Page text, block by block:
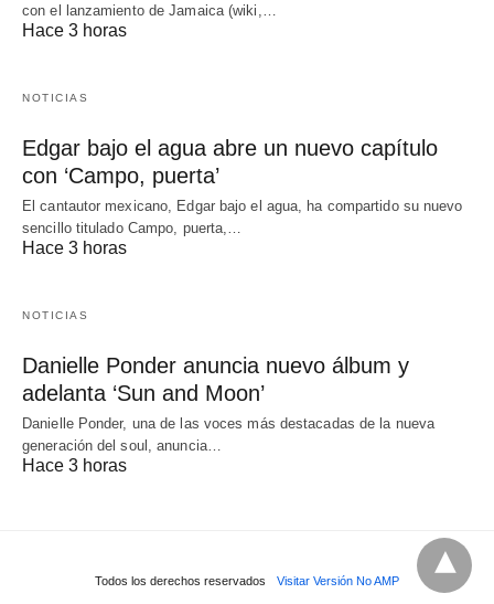
con el lanzamiento de Jamaica (wiki,…
Hace 3 horas
NOTICIAS
Edgar bajo el agua abre un nuevo capítulo
con ‘Campo, puerta’
El cantautor mexicano, Edgar bajo el agua, ha compartido su nuevo
sencillo titulado Campo, puerta,…
Hace 3 horas
NOTICIAS
Danielle Ponder anuncia nuevo álbum y
adelanta ‘Sun and Moon’
Danielle Ponder, una de las voces más destacadas de la nueva
generación del soul, anuncia…
Hace 3 horas
Todos los derechos reservados Visitar Versión No AMP